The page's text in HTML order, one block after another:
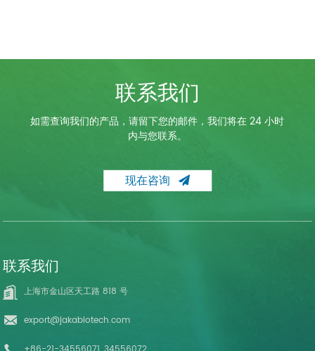
联系我们
如需查询我们的产品，请留下您的邮件，我们将在 24 小时
内与您联系。
现在咨询
联系我们
上海市金山区天工路 818 号
export@jakabiotech.com